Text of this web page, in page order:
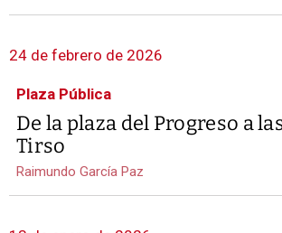
24 de febrero de 2026
Plaza Pública
De la plaza del Progreso a
Tirso
Raimundo García Paz